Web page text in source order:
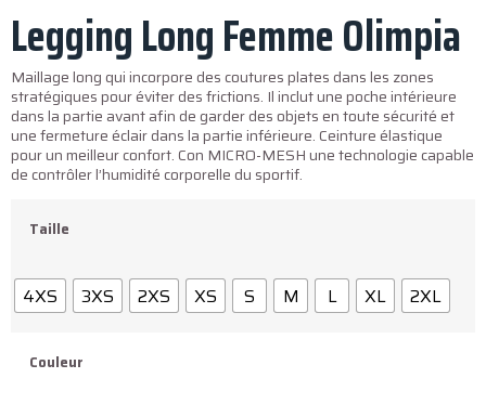
Legging Long Femme Olimpia
Maillage long qui incorpore des coutures plates dans les zones
stratégiques pour éviter des frictions. Il inclut une poche intérieure
dans la partie avant afin de garder des objets en toute sécurité et
une fermeture éclair dans la partie inférieure. Ceinture élastique
pour un meilleur confort. Con MICRO-MESH une technologie capable
de contrôler l’humidité corporelle du sportif.
Taille
4XS 3XS 2XS XS S M L XL 2XL
Couleur